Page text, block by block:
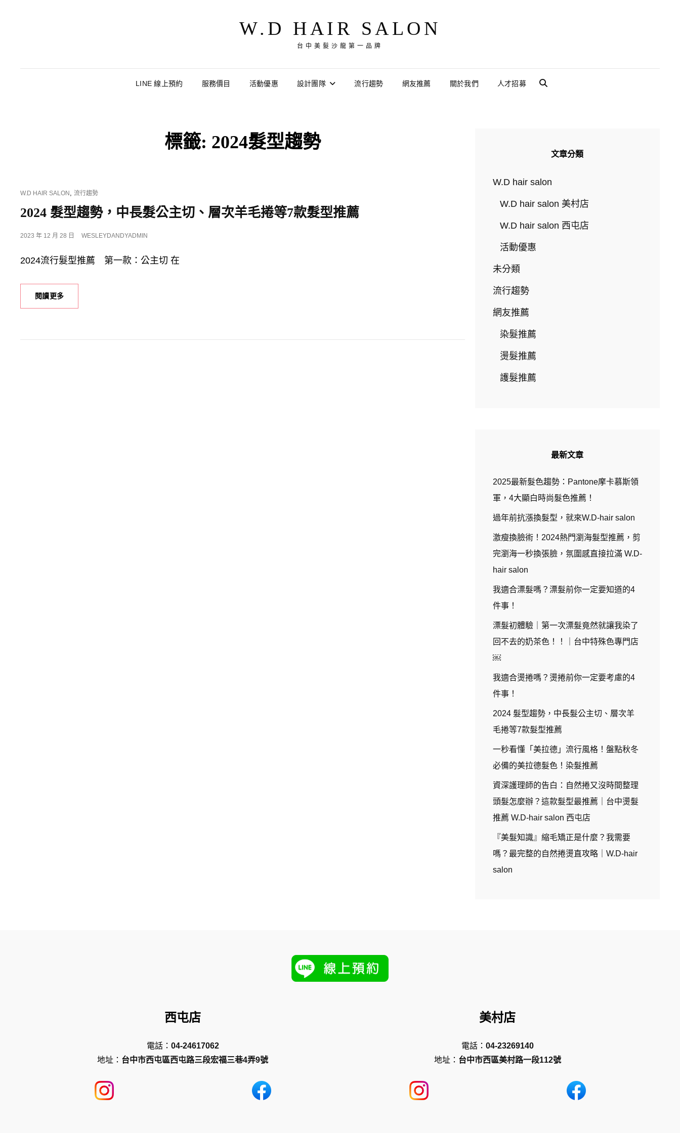
W.D HAIR SALON
台中美髮沙龍第一品牌
LINE 線上預約 服務價目 活動優惠 設計團隊 流行趨勢 網友推薦 關於我們 人才招募
標籤: 2024髮型趨勢
CAT
W.D HAIR SALON , 流行趨勢
2024 髮型趨勢，中長髮公主切、層次羊毛捲等7款髮型推薦
POSTED
2023 年 12 月 28 日 WESLEYDANDYADMIN
2024流行髮型推薦 第一款：公主切 在
閱讀更多2024
勢，
文章分類
W.D hair salon
W.D hair salon 美村店
W.D hair salon 西屯店
活動優惠
未分類
流行趨勢
網友推薦
染髮推薦
燙髮推薦
護髮推薦
最新文章
2025最新髮色趨勢：Pantone摩卡慕斯領
軍，4大顯白時尚髮色推薦！
過年前抗漲換髮型，就來W.D-hair salon
激瘦換臉術！2024熱門瀏海髮型推薦，剪
完瀏海一秒換張臉，氛圍感直接拉滿 W.D-
hair salon
我適合漂髮嗎？漂髮前你一定要知道的4
件事！
漂髮初體驗｜第一次漂髮竟然就讓我染了
回不去的奶茶色！！｜台中特殊色專門店
￼
我適合燙捲嗎？燙捲前你一定要考慮的4
件事！
2024 髮型趨勢，中長髮公主切、層次羊
毛捲等7款髮型推薦
一秒看懂「美拉德」流行風格！盤點秋冬
必備的美拉德髮色！染髮推薦
資深護理師的告白：自然捲又沒時間整理
頭髮怎麼辦？這款髮型最推薦｜台中燙髮
推薦 W.D-hair salon 西屯店
『美髮知識』縮毛矯正是什麼？我需要
嗎？最完整的自然捲燙直攻略｜W.D-hair
salon
西屯店
電話： 04-24617062
地址： 台中市西屯區西屯路三段宏福三巷4弄9號
美村店
電話： 04-23269140
地址： 台中市西區美村路一段112號